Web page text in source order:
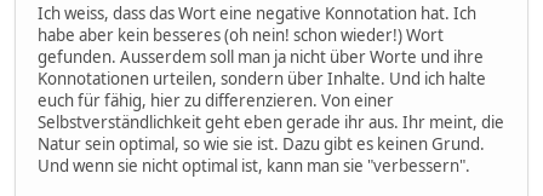
Ich weiss, dass das Wort eine negative Konnotation hat. Ich
habe aber kein besseres (oh nein! schon wieder!) Wort
gefunden. Ausserdem soll man ja nicht über Worte und ihre
Konnotationen urteilen, sondern über Inhalte. Und ich halte
euch für fähig, hier zu differenzieren. Von einer
Selbstverständlichkeit geht eben gerade ihr aus. Ihr meint, die
Natur sein optimal, so wie sie ist. Dazu gibt es keinen Grund.
Und wenn sie nicht optimal ist, kann man sie "verbessern".